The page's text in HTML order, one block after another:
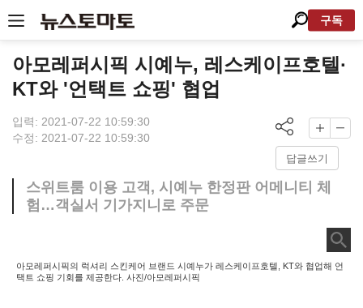
구독
아모레퍼시픽 시예누, 레스케이프호텔·
KT와 '언택트 쇼핑' 협업
입력: 2021-07-22 10:59:30
수정: 2021-07-22 10:59:30
답글쓰기
스위트룸 이용 고객, 시예누 한정판 어메니티 체
험…객실서 기가지니로 주문
아모레퍼시픽의 럭셔리 스킨케어 브랜드 시예누가 레스케이프호텔, KT와 협업해 언
택트 쇼핑 기회를 제공한다. 사진/아모레퍼시픽